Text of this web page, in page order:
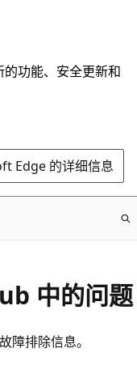
功能、安全更新和
Edge 的详细信息
中的问题
障排除信息。